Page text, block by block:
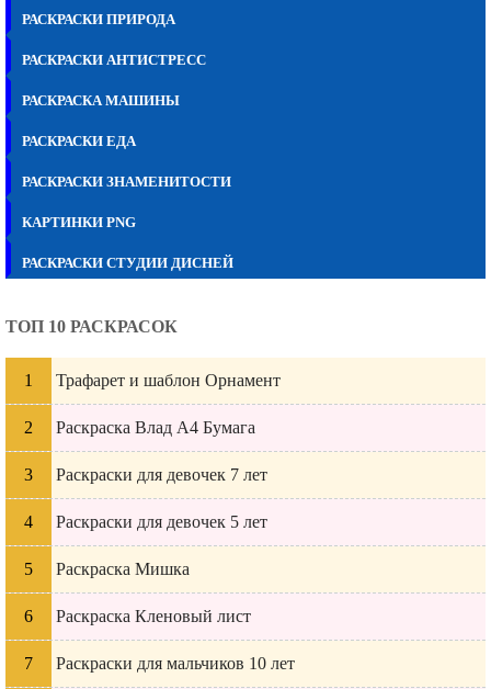
РАСКРАСКИ ПРИРОДА
РАСКРАСКИ АНТИСТРЕСС
РАСКРАСКА МАШИНЫ
РАСКРАСКИ ЕДА
РАСКРАСКИ ЗНАМЕНИТОСТИ
КАРТИНКИ PNG
РАСКРАСКИ СТУДИИ ДИСНЕЙ
ТОП 10 РАСКРАСОК
Трафарет и шаблон Орнамент
Раскраска Влад А4 Бумага
Раскраски для девочек 7 лет
Раскраски для девочек 5 лет
Раскраска Мишка
Раскраска Кленовый лист
Раскраски для мальчиков 10 лет